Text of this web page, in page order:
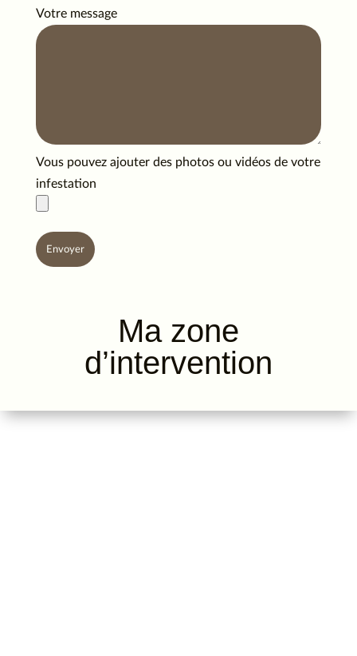
Votre message
Vous pouvez ajouter des photos ou vidéos de votre
infestation
Ma zone
d’intervention